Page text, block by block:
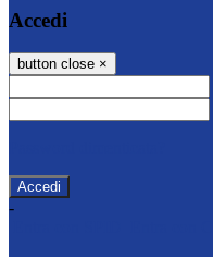
Accedi
button close ×
-